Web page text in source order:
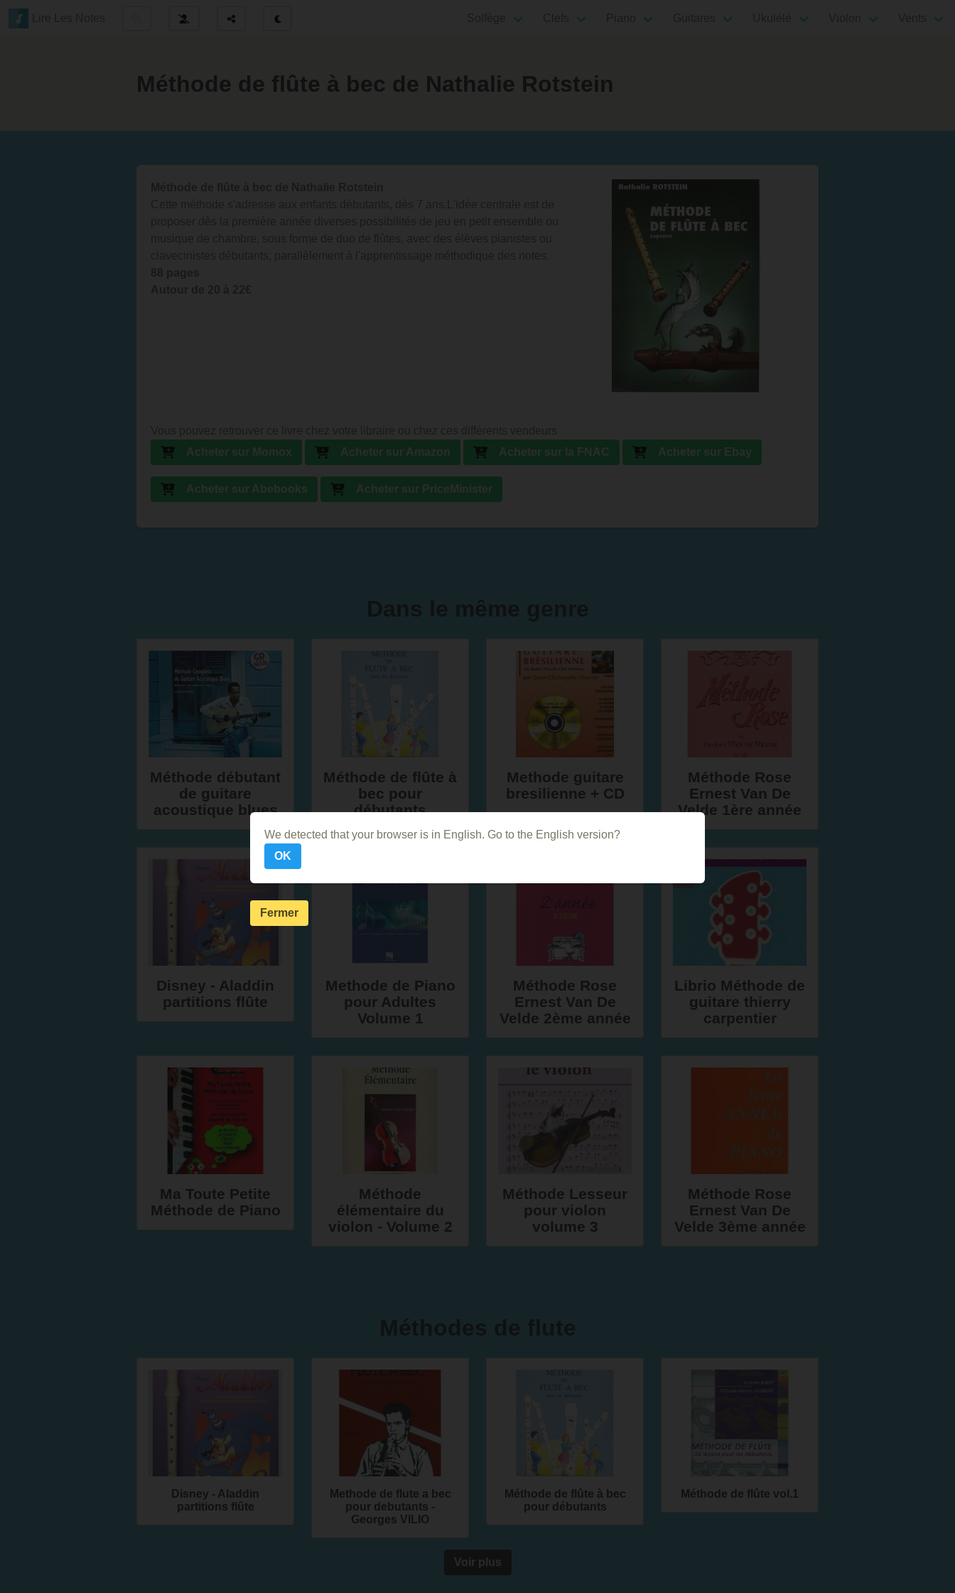
Méthode de flûte à bec de Nathalie Rotstein
Acheter sur Momox
Acheter sur Amazon Acheter sur la FNAC Acheter sur Ebay
Acheter sur Abebooks Acheter sur PriceMinister
Méthode débutant
de guitare
acoustique blues
Méthode de flûte à
bec pour
débutants
Methode guitare
bresilienne + CD
Méthode Rose
Ernest Van De
Velde 1ère année
Disney - Aladdin
partitions flûte
Methode de Piano
pour Adultes
Volume 1
Méthode Rose
Ernest Van De
Velde 2ème année
Librio Méthode de
guitare thierry
carpentier
Ma Toute Petite
Méthode de Piano
Méthode
élémentaire du
violon - Volume 2
Méthode Lesseur
pour violon
volume 3
Méthode Rose
Ernest Van De
Velde 3ème année
Disney - Aladdin
partitions flûte
Methode de flute a bec
pour debutants -
Georges VILIO
Méthode de flûte à bec
pour débutants
Méthode de flûte vol.1
Voir plus
We detected that your browser is in English. Go to the English version?
OK
Fermer